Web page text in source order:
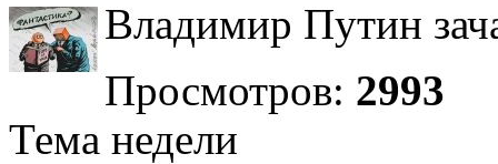
Владимир Путин
Просмотров: 2993
Тема недели